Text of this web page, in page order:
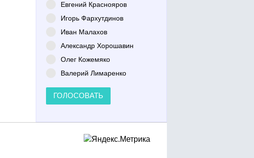
Евгений Краснояров
Игорь Фархутдинов
Иван Малахов
Александр Хорошавин
Олег Кожемяко
Валерий Лимаренко
ГОЛОСОВАТЬ